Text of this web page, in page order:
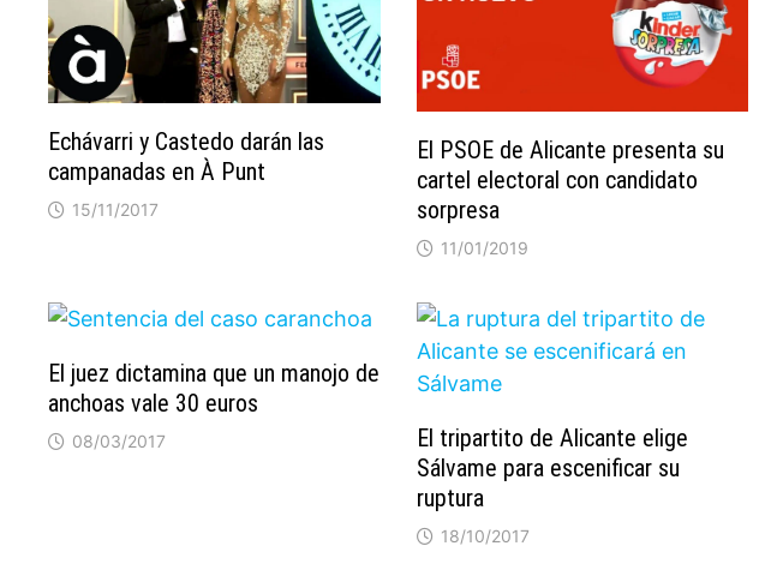
Echávarri y Castedo darán las
campanadas en À Punt
15/11/2017
El PSOE de Alicante presenta su
cartel electoral con candidato
sorpresa
11/01/2019
El juez dictamina que un manojo de
anchoas vale 30 euros
08/03/2017
El tripartito de Alicante elige
Sálvame para escenificar su
ruptura
18/10/2017